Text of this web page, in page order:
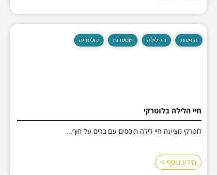
הופעות חיי לילה מסעדות קולינריה
חיי הלילה בלוטרקי
לוטרקי מציעה חיי לילה תוססים עם ברים על חוף...
מידע נוסף >